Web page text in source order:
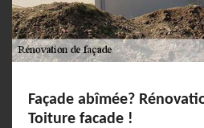
Façade abîmée?
Toiture facade !